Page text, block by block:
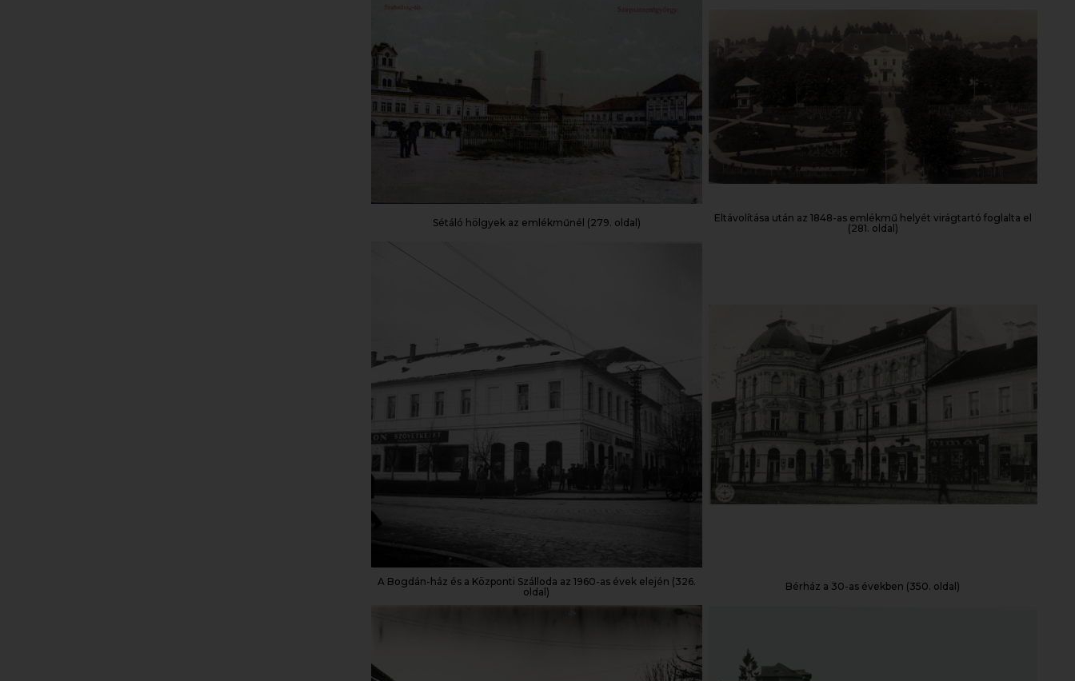
Sétáló hölgyek az emlékműnél (279. oldal)
Eltávolítása után az 1848-as emlékmű helyét virágtartó foglalta el
(281. oldal)
A Bogdán-ház és a Központi Szálloda az 1960-as évek elején (326.
oldal)
Bérház a 30-as években (350. oldal)